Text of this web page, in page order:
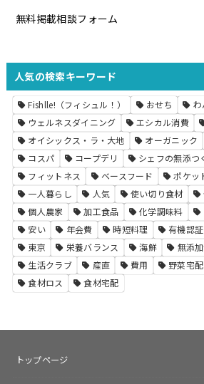
無料掲載相談フォーム
人気の検索キーワード
Fishlle!（フィシュル！） おせち
わ
ウェルネスダイニング
エシカル消費
オイシックス・ラ・大地
オーガニック
コスパ
コープデリ シェフの無添つ
フィットネス
ベースフード ポケッ
一人暮らし
人気 使い切り食材
個人農家
加工食品 化学調味料
安い
年会費 時短料理 有機認証
東京
栄養バランス 海鮮 無添
生活クラブ
産直 費用 野菜宅配
食材ロス
食材宅配
トップページ